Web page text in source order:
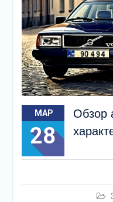
МАР
28
Обзор